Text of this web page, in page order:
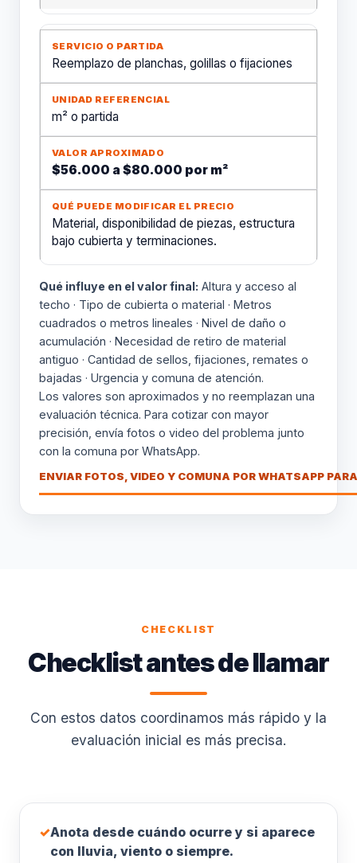
Reemplazo de planchas, golillas o fijaciones
m² o partida
$56.000 a $80.000 por m²
Material, disponibilidad de piezas, estructura
bajo cubierta y terminaciones.
Qué influye en el valor final: Altura y acceso al
techo · Tipo de cubierta o material · Metros
cuadrados o metros lineales · Nivel de daño o
acumulación · Necesidad de retiro de material
antiguo · Cantidad de sellos, fijaciones, remates o
bajadas · Urgencia y comuna de atención.
Los valores son aproximados y no reemplazan una
evaluación técnica. Para cotizar con mayor
precisión, envía fotos o video del problema junto
con la comuna por WhatsApp.
ENVIAR FOTOS, VIDEO Y COMUNA POR WHATSAPP
CHECKLIST
Checklist antes de llamar
Con estos datos coordinamos más rápido y la
evaluación inicial es más precisa.
✓Anota desde cuándo ocurre y si aparece
con lluvia, viento o siempre.